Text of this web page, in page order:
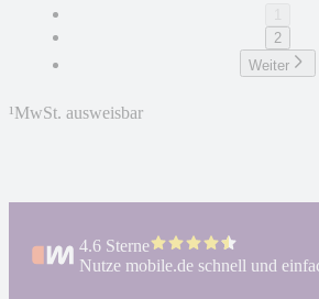
2
Weiter
¹MwSt. ausweisbar
4.6 Sterne
Nutze mobile.de schnell und